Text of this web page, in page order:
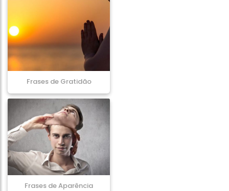
Frases de Gratidão
Frases de Aparência